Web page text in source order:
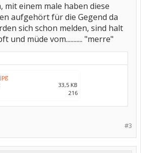
mit einem male haben diese
aufgehört für die Gegend da
sich schon melden, sind halt
und müde vom........... "merre"
33,5 KB
216
#3